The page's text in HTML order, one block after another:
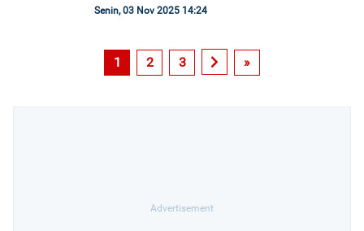
Senin, 03 Nov 2025 14:24
1 2 3 »